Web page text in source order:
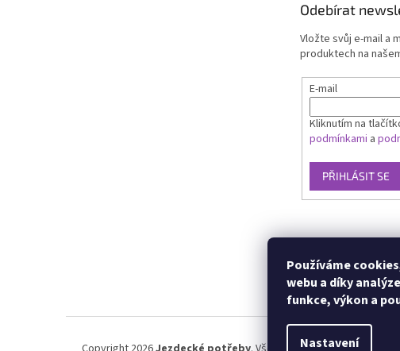
Používáme
webu a díky
funkce, výkon a
Nastavení
Odebírat
Vložte svůj e-mail a
produktech na
E-mail
Kliknutím na
podmínkami a
PŘIHLÁSIT SE